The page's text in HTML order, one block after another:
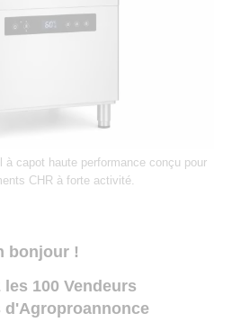
à capot haute performance conçu pour
CHR à forte activité.
bonjour !
les 100 Vendeurs
d'Agroproannonce